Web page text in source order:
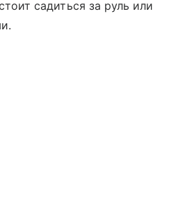
садиться за руль или